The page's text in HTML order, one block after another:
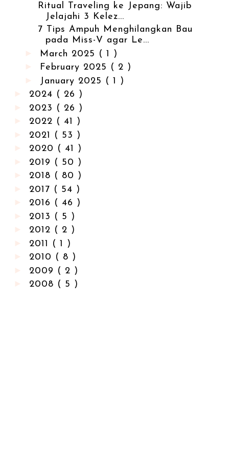
Ritual Traveling ke Jepang: Wajib
Jelajahi 3 Kelez...
7 Tips Ampuh Menghilangkan Bau
pada Miss-V agar Le...
March 2025 ( 1 )
February 2025 ( 2 )
January 2025 ( 1 )
2024 ( 26 )
2023 ( 26 )
2022 ( 41 )
2021 ( 53 )
2020 ( 41 )
2019 ( 50 )
2018 ( 80 )
2017 ( 54 )
2016 ( 46 )
2013 ( 5 )
2012 ( 2 )
2011 ( 1 )
2010 ( 8 )
2009 ( 2 )
2008 ( 5 )